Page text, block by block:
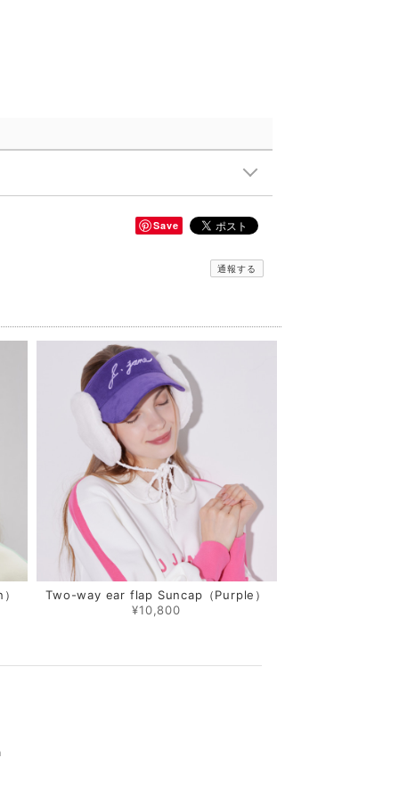
Save
通報する
Two-way ear flap Suncap（Purple）
¥10,800